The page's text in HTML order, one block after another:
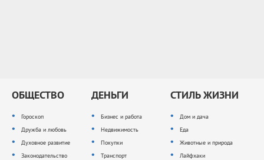
ОБЩЕСТВО
Гороскоп
Дружба и любовь
Духовное развитие
Законодательство
ДЕНЬГИ
Бизнес и работа
Недвижимость
Покупки
Транспорт
СТИЛЬ ЖИЗНИ
Дом и дача
Еда
Животные и природа
Лайфхаки